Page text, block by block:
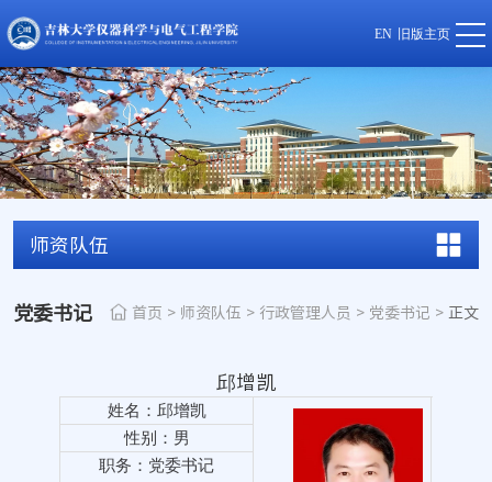
EN 旧版主页
师资队伍
党委书记 首页 > 师资队伍 > 行政管理人员 > 党委书记 > 正文
邱增凯
姓名：邱增凯
性别：男
职务：党委书记